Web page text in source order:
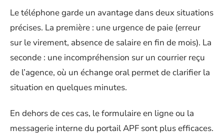
Le téléphone garde un avantage dans deux situations
précises. La première : une urgence de paie (erreur
sur le virement, absence de salaire en fin de mois). La
seconde : une incompréhension sur un courrier reçu
de l’agence, où un échange oral permet de clarifier la
situation en quelques minutes.
En dehors de ces cas, le formulaire en ligne ou la
messagerie interne du portail APF sont plus efficaces.